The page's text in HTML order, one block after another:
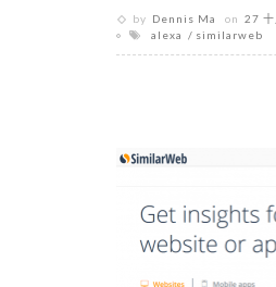
by Dennis Ma on 27
alexa
similarweb